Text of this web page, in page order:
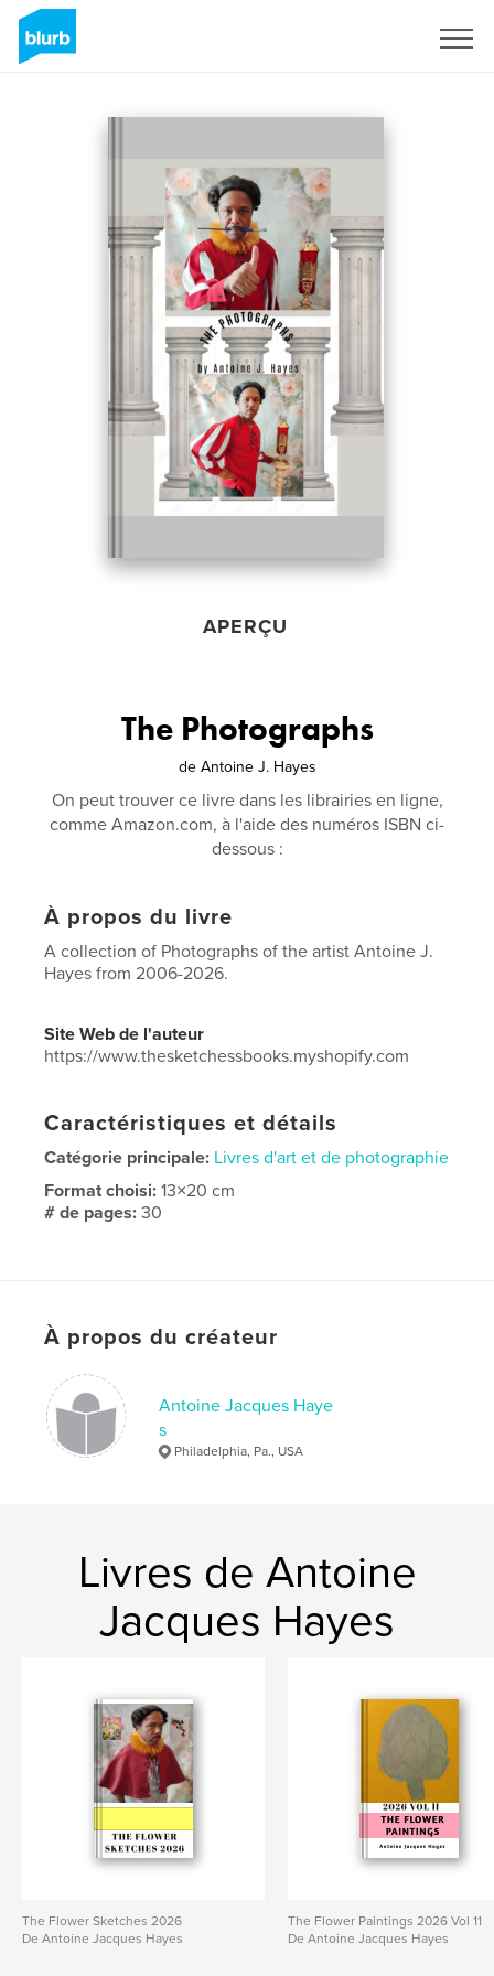
APERÇU
The Photographs
de Antoine J. Hayes
On peut trouver ce livre dans les librairies en ligne,
comme Amazon.com, à l'aide des numéros ISBN ci-
dessous :
À propos du livre
A collection of Photographs of the artist Antoine J.
Hayes from 2006-2026.
Site Web de l'auteur
https://www.thesketchessbooks.myshopify.com
Caractéristiques et détails
Catégorie principale: Livres d'art et de photographie
Format choisi:13×20 cm
# de pages:30
portraits , paintings , Art
À propos du créateur
Antoine Jacques Haye
s
Philadelphia, Pa., USA
Livres de Antoine
Jacques Hayes
The Flower Sketches 2026
De Antoine Jacques Hayes
The Flower Paintings 2026 Vol 11
De Antoine Jacques Hayes